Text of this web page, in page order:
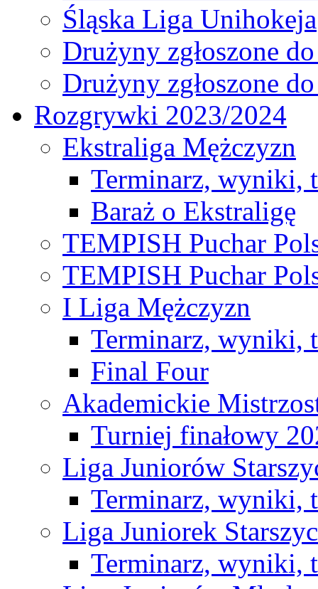
Śląska Liga Unihokeja
Drużyny zgłoszone
Drużyny zgłoszone
Rozgrywki 2023/2024
Ekstraliga Mężczyzn
Terminarz, wyniki,
Baraż o Ekstraligę
TEMPISH Puchar
TEMPISH Puchar
I Liga Mężczyzn
Terminarz, wyniki,
Final Four
Akademickie
Turniej finałowy
Liga Juniorów
Terminarz, wyniki,
Liga Juniorek
Terminarz, wyniki,